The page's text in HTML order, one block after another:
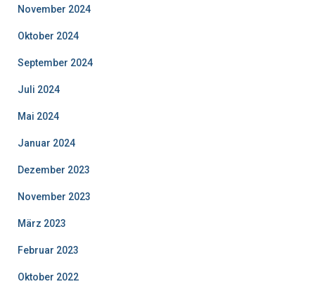
November 2024
Oktober 2024
September 2024
Juli 2024
Mai 2024
Januar 2024
Dezember 2023
November 2023
März 2023
Februar 2023
Oktober 2022